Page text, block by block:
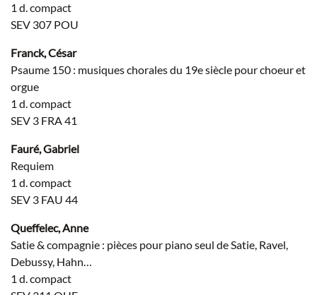
1 d. compact
SEV 307 POU
Franck, César
Psaume 150 : musiques chorales du 19e siècle pour choeur et
orgue
1 d. compact
SEV 3 FRA 41
Fauré, Gabriel
Requiem
1 d. compact
SEV 3 FAU 44
Queffelec, Anne
Satie & compagnie : pièces pour piano seul de Satie, Ravel,
Debussy, Hahn…
1 d. compact